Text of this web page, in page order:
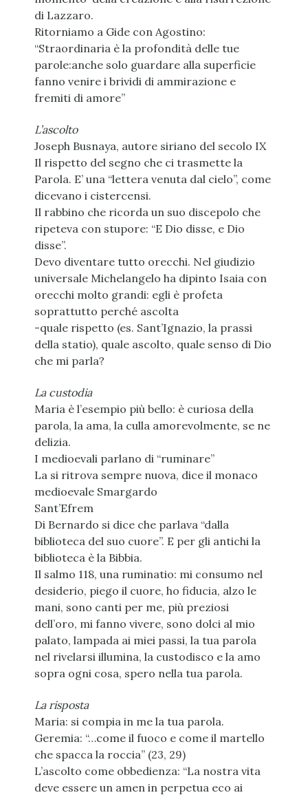
di Lazzaro.
Ritorniamo a Gide con Agostino:
“Straordinaria è la profondità delle tue
parole:anche solo guardare alla superficie
fanno venire i brividi di ammirazione e
fremiti di amore”
L’ascolto
Joseph Busnaya, autore siriano del secolo IX
Il rispetto del segno che ci trasmette la
Parola. E’ una “lettera venuta dal cielo”, come
dicevano i cistercensi.
Il rabbino che ricorda un suo discepolo che
ripeteva con stupore: “E Dio disse, e Dio
disse”.
Devo diventare tutto orecchi. Nel giudizio
universale Michelangelo ha dipinto Isaia con
orecchi molto grandi: egli è profeta
soprattutto perché ascolta
-quale rispetto (es. Sant’Ignazio, la prassi
della statio), quale ascolto, quale senso di Dio
che mi parla?
La custodia
Maria è l’esempio più bello: è curiosa della
parola, la ama, la culla amorevolmente, se ne
delizia.
I medioevali parlano di “ruminare”
La si ritrova sempre nuova, dice il monaco
medioevale Smargardo
Sant’Efrem
Di Bernardo si dice che parlava “dalla
biblioteca del suo cuore”. E per gli antichi la
biblioteca è la Bibbia.
Il salmo 118, una ruminatio: mi consumo nel
desiderio, piego il cuore, ho fiducia, alzo le
mani, sono canti per me, più preziosi
dell’oro, mi fanno vivere, sono dolci al mio
palato, lampada ai miei passi, la tua parola
nel rivelarsi illumina, la custodisco e la amo
sopra ogni cosa, spero nella tua parola.
La risposta
Maria: si compia in me la tua parola.
Geremia: “…come il fuoco e come il martello
che spacca la roccia” (23, 29)
L’ascolto come obbedienza: “La nostra vita
deve essere un amen in perpetua eco ai